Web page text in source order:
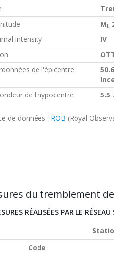
ML
intensity
IV
de l'épicentre
de l'hypocentre
5.5
de données : ROB (Royal
du tremblement
RÉALISÉES PAR LE
Code